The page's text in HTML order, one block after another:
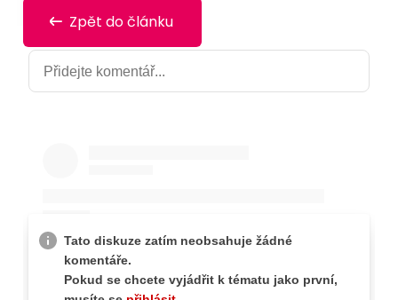
Zpět do článku